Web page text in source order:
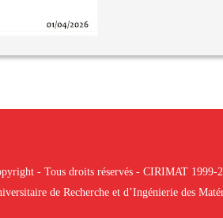
- Tous droits réservés - CIRIMAT 1999-
de Recherche et d’Ingénierie des